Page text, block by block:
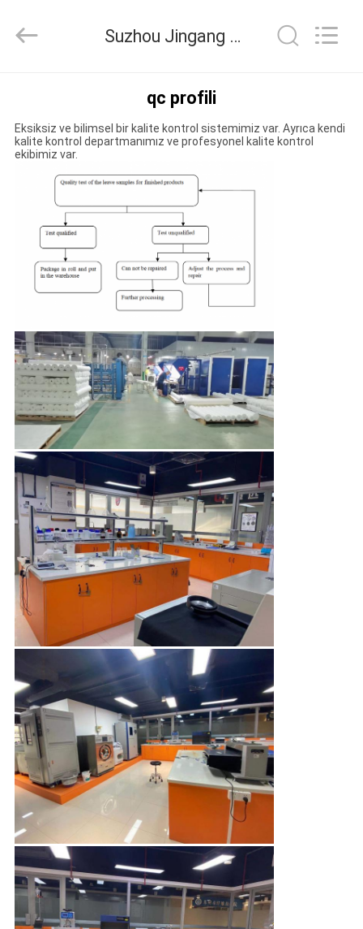
ÜRÜN:%
HAKKIMIZDA
FABRIKA
TURU
KALITE
KONTROL
BIZIMLE
ILETIŞIME
GEÇIN
HABERLER
VAKALAR
COMPANY
NEWS
SITE
HARITASI
PRIVACY
POLICY
Textile
Co.,Ltd.
Suzhou Jingang Textile Co.,Ltd Kalite kontrol
qc profili
Eksiksiz ve bilimsel bir kalite kontrol sistemimiz var. Ayrıca kendi
kalite kontrol departmanımız ve profesyonel kalite kontrol
ekibimiz var.